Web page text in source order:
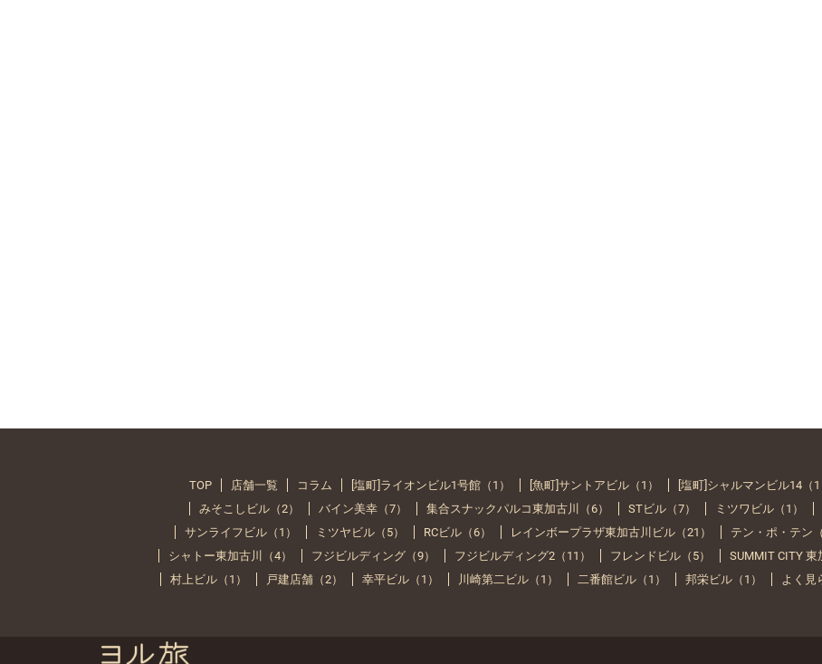
TOP 店舗一覧 コラム [塩町]ライオンビル1号館（1） [魚町]サントアビル（1） [塩町]シャルマンビル14（1
みそこしビル（2）
バイン美幸（7） 集合スナックパルコ東加古川（6） STビル（7） ミツワビル（1）
サンライフビル（1）
ミツヤビル（5） RCビル（6） レインボープラザ東加古川ビル（21） テン・ポ・テン（
シャトー東加古川（4）
フジビルディング（9） フジビルディング2（11） フレンドビル（5） SUMMIT CITY 東
村上ビル（1）
戸建店舗（2） 幸平ビル（1） 川崎第二ビル（1） 二番館ビル（1） 邦栄ビル（1） よく見